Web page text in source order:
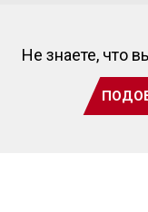
Не знаете, что